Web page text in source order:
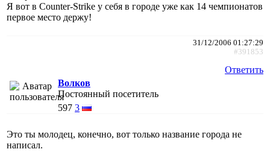
Я вот в Counter-Strike у себя в городе уже как 14 чемпионатов
первое место держу!
31/12/2006 01:27:29
#391853
Ответить
Волков
Постоянный посетитель
597 3
Это ты молодец, конечно, вот только название города не
написал.